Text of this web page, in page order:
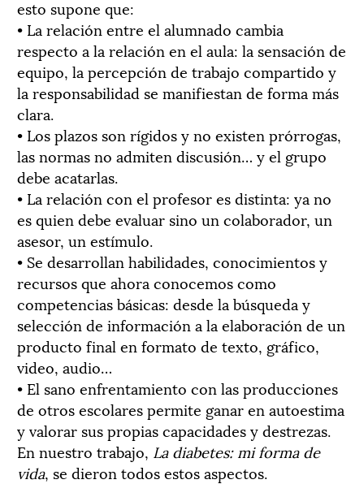
esto supone que:
• La relación entre el alumnado cambia
respecto a la relación en el aula: la sensación de
equipo, la percepción de trabajo compartido y
la responsabilidad se manifiestan de forma más
clara.
• Los plazos son rígidos y no existen prórrogas,
las normas no admiten discusión… y el grupo
debe acatarlas.
• La relación con el profesor es distinta: ya no
es quien debe evaluar sino un colaborador, un
asesor, un estímulo.
• Se desarrollan habilidades, conocimientos y
recursos que ahora conocemos como
competencias básicas: desde la búsqueda y
selección de información a la elaboración de un
producto final en formato de texto, gráfico,
video, audio…
• El sano enfrentamiento con las producciones
de otros escolares permite ganar en autoestima
y valorar sus propias capacidades y destrezas.
En nuestro trabajo, La diabetes: mi forma de
vida, se dieron todos estos aspectos.